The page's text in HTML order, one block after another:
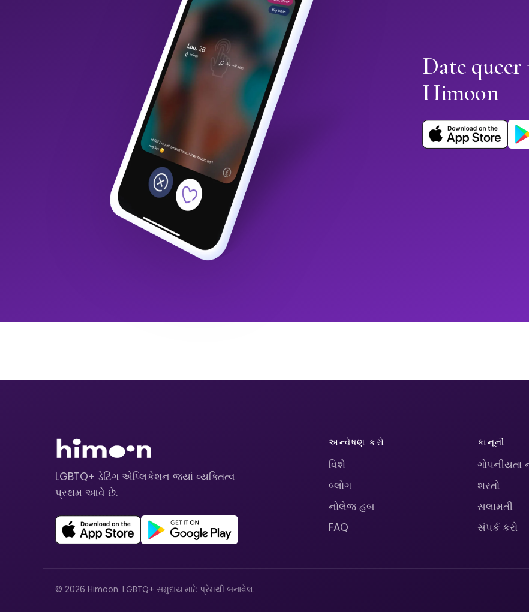
Date
Himoon
LGBTQ+ ડેટિંગ એપ્લિકેશન જ્યાં વ્યક્તિત્વ
પ્રથમ આવે છે.
અન્વેષણ કરો
વિશે
બ્લોગ
નોલેજ હબ
FAQ
કાનૂની
ગોપનીયતા
શરતો
સલામતી
સંપર્ક કરો
© 2026 Himoon. LGBTQ+ સમુદાય માટે પ્રેમથી બનાવેલ.